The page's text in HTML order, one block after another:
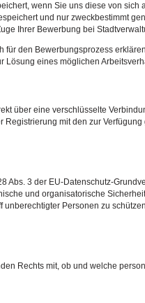
wenn Sie uns diese von
und nur zweckbestimmt
Ihrer Bewerbung bei
den Bewerbungsprozess
Lösung eines möglichen
über eine verschlüsselte
Registrierung mit den zur
Abs. 3 der EU-Datenschutz-
und organisatorische
Personen zu
Rechts mit, ob und welche